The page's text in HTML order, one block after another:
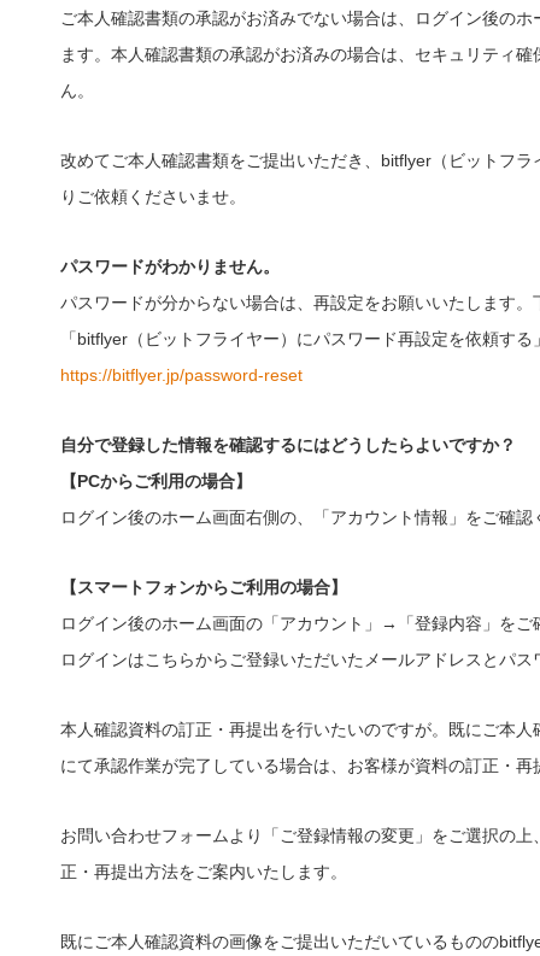
ご本人確認書類の承認がお済みでない場合は、ログイン後の
ます。本人確認書類の承認がお済みの場合は、セキュリティ
ん。
改めてご本人確認書類をご提出いただき、bitflyer（ビットフ
りご依頼くださいませ。
パスワードがわかりません。
パスワードが分からない場合は、再設定をお願いいたします
「bitflyer（ビットフライヤー）にパスワード再設定を依頼す
https://bitflyer.jp/password-reset
自分で登録した情報を確認するにはどうしたらよいですか？
【PCからご利用の場合】
ログイン後のホーム画面右側の、「アカウント情報」をご確認
【スマートフォンからご利用の場合】
ログイン後のホーム画面の「アカウント」→「登録内容」をご
ログインはこちらからご登録いただいたメールアドレスとパ
本人確認資料の訂正・再提出を行いたいのですが。既にご本
にて承認作業が完了している場合は、お客様が資料の訂正・
お問い合わせフォームより「ご登録情報の変更」をご選択の
正・再提出方法をご案内いたします。
既にご本人確認資料の画像をご提出いただいているものの